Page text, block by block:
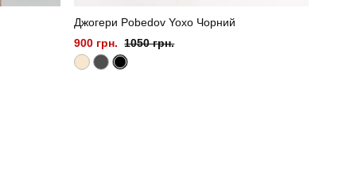
Джогери Pobedov Yoxo Чорний
900 грн. 1050 грн.